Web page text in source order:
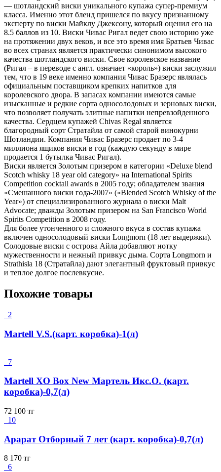
— шотландский виски уникального купажа супер-премиум
класса. Именно этот бленд пришелся по вкусу признанному
эксперту по виски Майклу Джексону, который оценил его на
8.5 баллов из 10. Виски Чивас Ригал ведет свою историю уже
на протяжении двух веков, и все это время имя Братьев Чивас
во всех странах является практически синонимом высокого
качества шотландского виски. Свое королевское название
(Ригал – в переводе с англ. означает «король») виски заслужил
тем, что в 19 веке именно компания Чивас Бразерс являлась
официальным поставщиком крепких напитков для
королевского двора. В запасах компании имеются самые
изысканные и редкие сорта односолодовых и зерновых виски,
что позволяет получать элитные напитки непревзойденного
качества. Сердцем купажей Chivas Regal является
благородный сорт Стратайла от самой старой винокурни
Шотландии. Компания Чивас Бразерс продает по 3-4
миллиона ящиков виски в год (каждую секунду в мире
продается 1 бутылка Чивас Ригал).
Виски является Золотым призером в категории «Deluxe blend
Scotch whisky 18 year old category» на International Spirits
Competition cocktail awards в 2005 году; обладателем звания
«Смешанного виски года-2007» («Blended Scotch Whisky of the
Year») от специализированного журнала о виски Malt
Advocate; дважды Золотым призером на San Francisco World
Spirits Competition в 2008 году.
Для более утонченного и сложного вкуса в состав купажа
включен односолодовый виски Longmorn (18 лет выдержки).
Солодовые виски с острова Айла добавляют нотку
мужественности и нежный привкус дыма. Сорта Longmorn и
Strathisla 18 (Стратайла) дают элегантный фруктовый привкус
и теплое долгое послевкусие.
Похожие товары
2
Martell V.S.(карт. коробка)-1(л)
7
Martell XO Box New Мартель Икс.О. (карт.
коробка)-0,7(л)
72 100 тг
10
Арарат Отборный 7 лет (карт. коробка)-0,7(л)
8 170 тг
6